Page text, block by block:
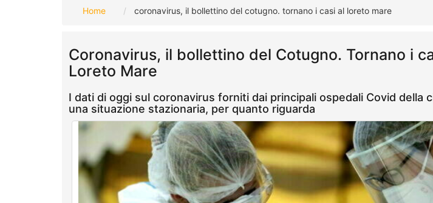
Home coronavirus, il bollettino del cotugno. tornano i casi al loreto mare
Coronavirus, il bollettino del Cotugno. Tornano i
Loreto Mare
I dati di oggi sul coronavirus forniti dai principali ospedali Covid della
una situazione stazionaria, per quanto riguarda